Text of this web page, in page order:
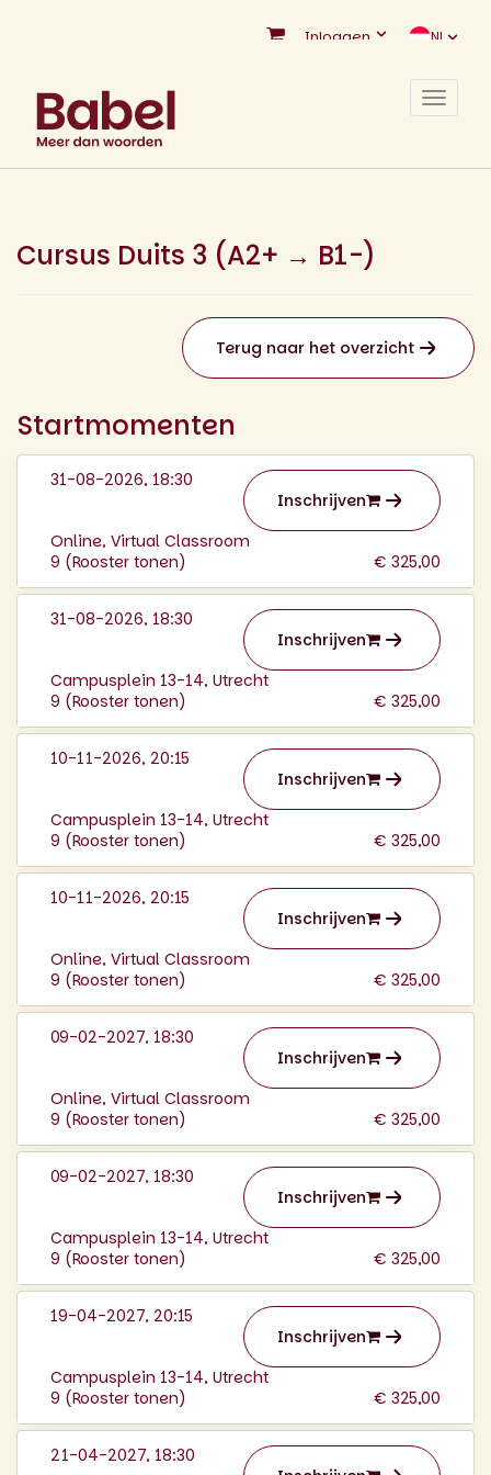
Inloggen NL
Toggle
Cursus Duits 3 (A2+ → B1-)
Terug naar het overzicht
Startmomenten
31-08-2026, 18:30
Inschrijven
Online, Virtual Classroom
9 (Rooster tonen) € 325,00
31-08-2026, 18:30
Inschrijven
Campusplein 13-14, Utrecht
9 (Rooster tonen) € 325,00
10-11-2026, 20:15
Inschrijven
Campusplein 13-14, Utrecht
9 (Rooster tonen) € 325,00
10-11-2026, 20:15
Inschrijven
Online, Virtual Classroom
9 (Rooster tonen) € 325,00
09-02-2027, 18:30
Inschrijven
Online, Virtual Classroom
9 (Rooster tonen) € 325,00
09-02-2027, 18:30
Inschrijven
Campusplein 13-14, Utrecht
9 (Rooster tonen) € 325,00
19-04-2027, 20:15
Inschrijven
Campusplein 13-14, Utrecht
9 (Rooster tonen) € 325,00
21-04-2027, 18:30